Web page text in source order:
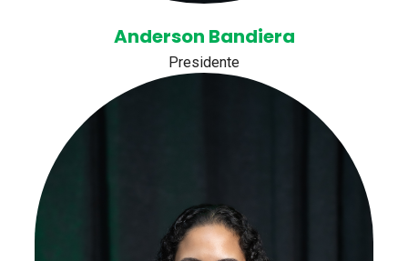
Anderson Bandiera
Presidente